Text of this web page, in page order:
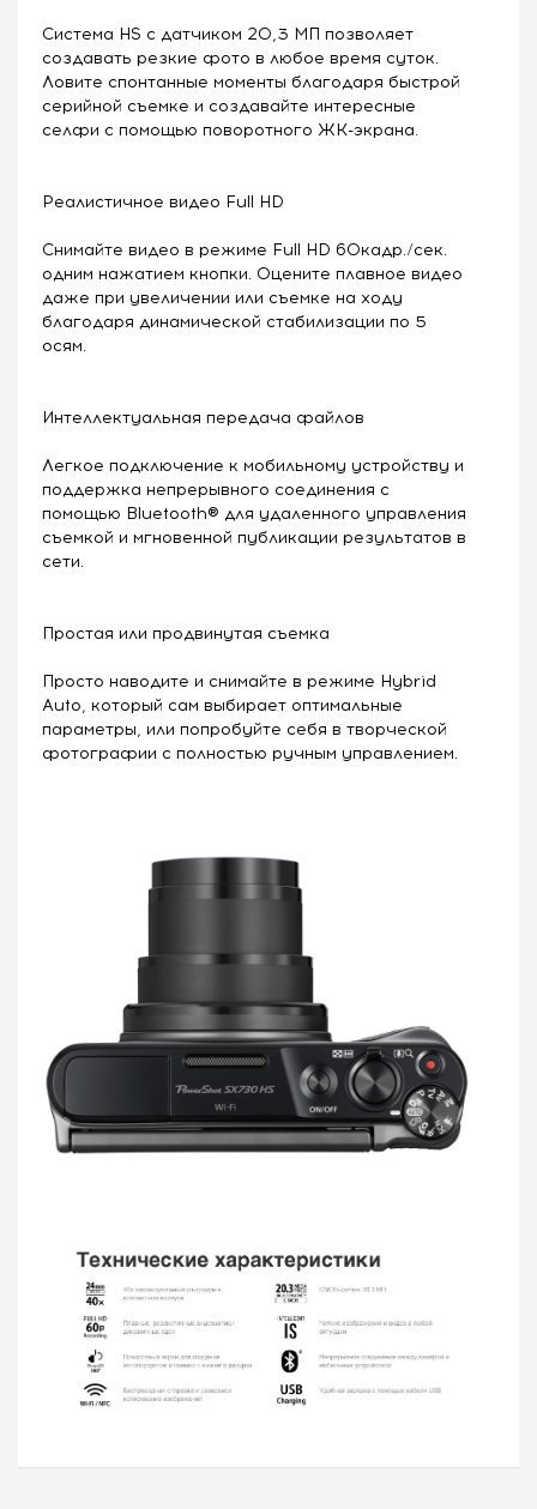
Система HS с датчиком 20,3 МП позволяет
создавать резкие фото в любое время суток.
Ловите спонтанные моменты благодаря быстрой
серийной съемке и создавайте интересные
селфи с помощью поворотного ЖК-экрана.
Реалистичное видео Full HD
Снимайте видео в режиме Full HD 60кадр./сек.
одним нажатием кнопки. Оцените плавное видео
даже при увеличении или съемке на ходу
благодаря динамической стабилизации по 5
осям.
Интеллектуальная передача файлов
Легкое подключение к мобильному устройству и
поддержка непрерывного соединения с
помощью Bluetooth® для удаленного управления
съемкой и мгновенной публикации результатов в
сети.
Простая или продвинутая съемка
Просто наводите и снимайте в режиме Hybrid
Auto, который сам выбирает оптимальные
параметры, или попробуйте себя в творческой
фотографии с полностью ручным управлением.